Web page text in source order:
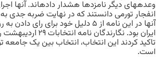
وعده‏های دیگر نامزدها هشدار داده‏اند. آنها
انفجار تورمی دانستند که در نهایت ضربه جدی به
ایران بود.
تاکید کردند این انتخاب، انتخاب بین یک
است.